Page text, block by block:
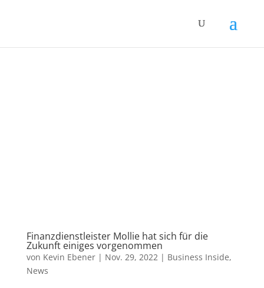
Finanzdienstleister Mollie hat sich für die
Zukunft einiges vorgenommen
von Kevin Ebener| Nov. 29, 2022| Business Inside,
News